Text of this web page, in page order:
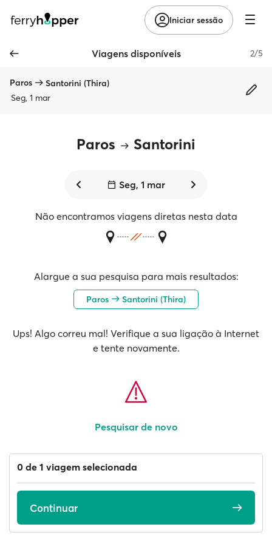
Iniciar sessão
Viagens disponíveis 2/5
Paros
Santorini (Thira)
Seg, 1 mar
Paros Santorini
Seg, 1 mar
Não encontramos viagens diretas nesta data
Alargue a sua pesquisa para mais resultados:
Paros Santorini (Thira)
Ups! Algo correu mal! Verifique a sua ligação à Internet
e tente novamente.
Pesquisar de novo
0 de 1 viagem selecionada
Continuar